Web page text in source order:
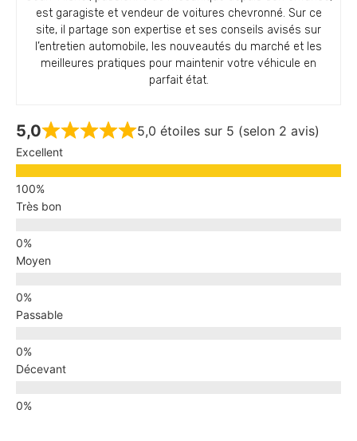
est garagiste et vendeur de voitures chevronné. Sur ce
site, il partage son expertise et ses conseils avisés sur
l’entretien automobile, les nouveautés du marché et les
meilleures pratiques pour maintenir votre véhicule en
parfait état.
5,0 5,0 étoiles sur 5 (selon 2 avis)
Excellent
Très bon
Moyen
Passable
Décevant